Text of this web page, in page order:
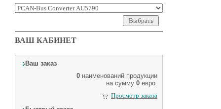
ВАШ КАБИНЕТ
Ваш заказ
0 наименований продукции
на сумму 0 евро.
Просмотр заказа